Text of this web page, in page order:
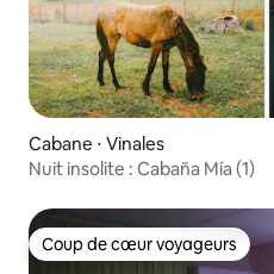
Cabane ⋅ Vinales
Nuit insolite : Cabaña Mía (1)
Coup de cœur voyageurs
Coup de cœur voyageurs